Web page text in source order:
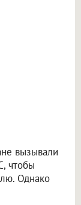
вызывали
чтобы
Однако